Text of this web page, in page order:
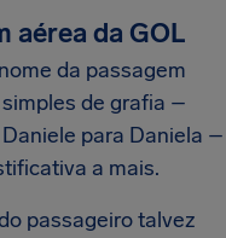
aérea da GOL
da passagem
de grafia –
para Daniela –
a mais.
passageiro talvez